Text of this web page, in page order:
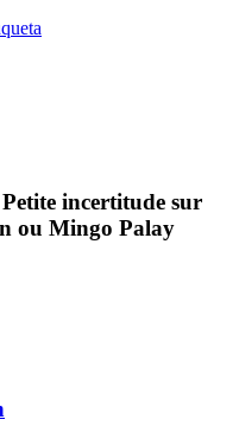
incertitude sur
ou Mingo Palay